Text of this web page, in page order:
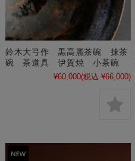
鈴木大弓作 黒高麗茶碗 抹茶
碗 茶道具 伊賀焼 小茶碗
¥60,000(税込 ¥66,000)